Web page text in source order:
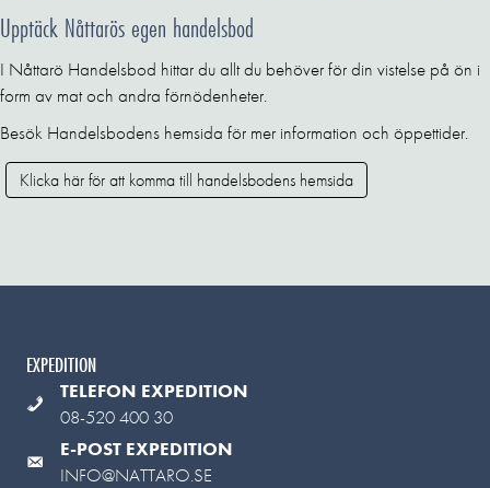
Upptäck Nåttarös egen handelsbod
I Nåttarö Handelsbod hittar du allt du behöver för din vistelse på ön i
form av mat och andra förnödenheter.
Besök Handelsbodens hemsida för mer information och öppettider.
Klicka här för att komma till handelsbodens hemsida
EXPEDITION
TELEFON EXPEDITION
08-520 400 30
E-POST EXPEDITION
INFO@NATTARO.SE